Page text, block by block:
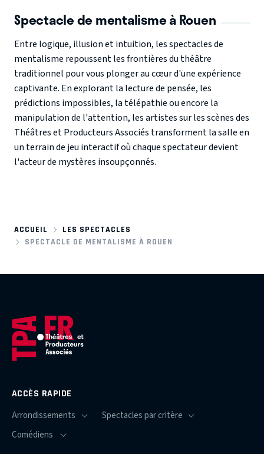
Spectacle de mentalisme à Rouen
Entre logique, illusion et intuition, les spectacles de
mentalisme repoussent les frontières du théâtre
traditionnel pour vous plonger au cœur d'une expérience
captivante. En explorant la lecture de pensée, les
prédictions impossibles, la télépathie ou encore la
manipulation de l'attention, les artistes sur les scènes des
Théâtres et Producteurs Associés transforment la salle en
un terrain de jeu interactif où chaque spectateur devient
l'acteur de mystères insoupçonnés.
ACCUEIL
LES SPECTACLES
SPECTACLE DE MENTALISME À ROUEN
ACCÈS RAPIDE